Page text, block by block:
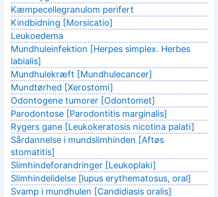
Kæmpecellegranulom perifert
Kindbidning [Morsicatio]
Leukoedema
Mundhuleinfektion [Herpes simplex. Herbes
labialis]
Mundhulekræft [Mundhulecancer]
Mundtørhed [Xerostomi]
Odontogene tumorer [Odontomet]
Parodontose [Parodontitis marginalis]
Rygers gane [Leukokeratosis nicotina palati]
Sårdannelse i mundslimhinden [Aftøs
stomatitis]
Slimhindeforandringer [Leukoplaki]
Slimhindelidelse [lupus erythematosus, oral]
Svamp i mundhulen [Candidiasis oralis]